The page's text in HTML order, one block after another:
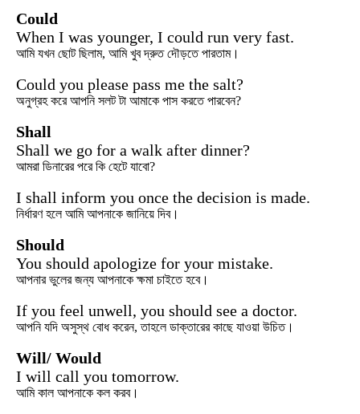
Could
When I was younger, I could run very fast.
আমি যখন ছোট ছিলাম, আমি খুব দ্রুত দৌড়তে পারতাম।
Could you please pass me the salt?
অনুগ্রহ করে আপনি সলট টা আমাকে পাস করতে পারবেন?
Shall
Shall we go for a walk after dinner?
আমরা ডিনারের পরে কি হেটে যাবো?
I shall inform you once the decision is made.
নির্ধারণ হলে আমি আপনাকে জানিয়ে দিব।
Should
You should apologize for your mistake.
আপনার ভুলের জন্য আপনাকে ক্ষমা চাইতে হবে।
If you feel unwell, you should see a doctor.
আপনি যদি অসুস্থ বোধ করেন, তাহলে ডাক্তারের কাছে যাওয়া উচিত।
Will/ Would
I will call you tomorrow.
আমি কাল আপনাকে কল করব।